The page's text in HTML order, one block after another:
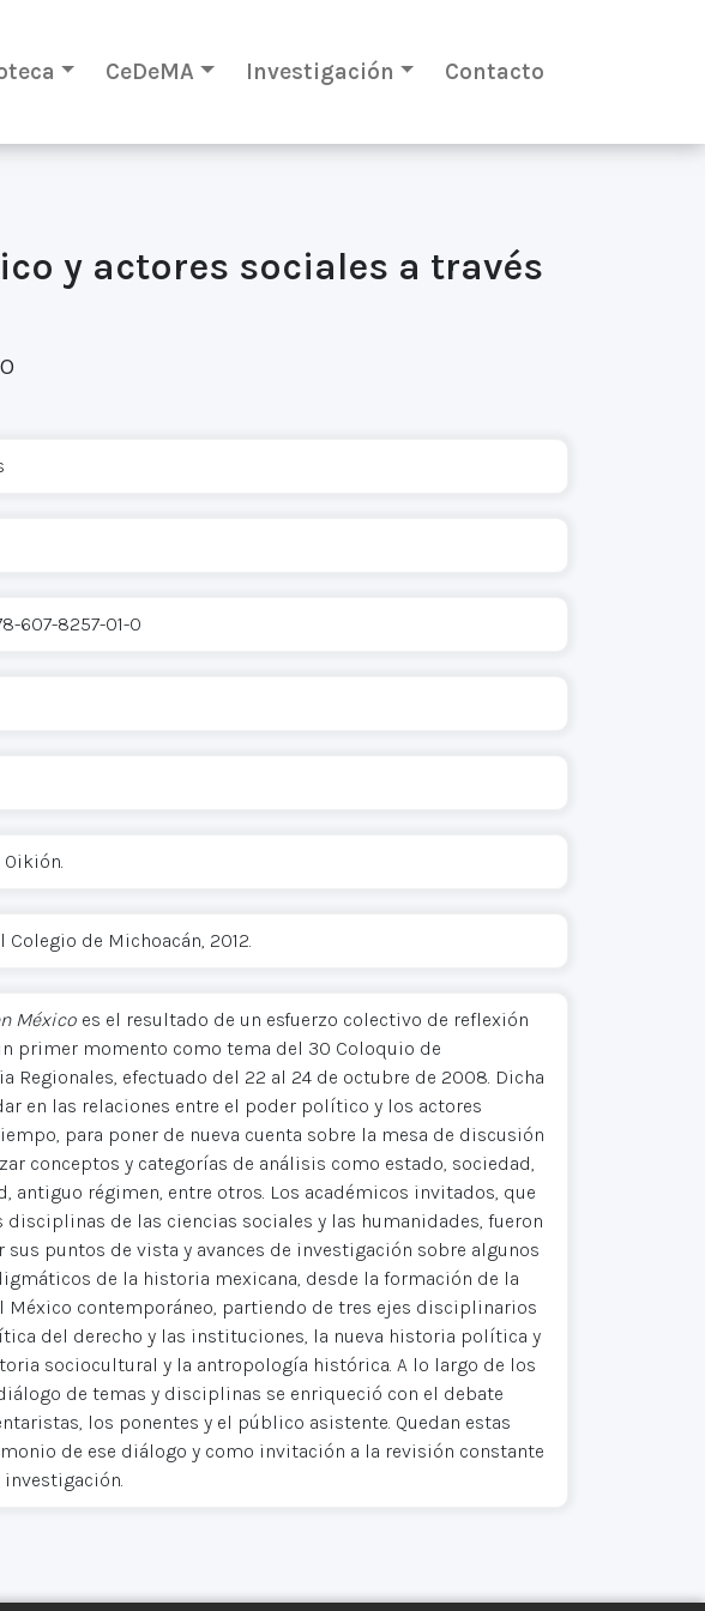
CeDeMA Investigación Contacto
y actores sociales a través
607-8257-01-0
Colegio de Michoacán, 2012.
Méxicoes el resultado de un esfuerzo colectivo de reflexión
primer momento como tema del 30 Coloquio de
Regionales, efectuado del 22 al 24 de octubre de 2008. Dicha
en las relaciones entre el poder político y los actores
para poner de nueva cuenta sobre la mesa de discusión
conceptos y categorías de análisis como estado, sociedad,
antiguo régimen, entre otros. Los académicos invitados, que
disciplinas de las ciencias sociales y las humanidades, fueron
sus puntos de vista y avances de investigación sobre algunos
de la historia mexicana, desde la formación de la
México contemporáneo, partiendo de tres ejes disciplinarios
del derecho y las instituciones, la nueva historia política y
sociocultural y la antropología histórica. A lo largo de los
de temas y disciplinas se enriqueció con el debate
los ponentes y el público asistente. Quedan estas
de ese diálogo y como invitación a la revisión constante